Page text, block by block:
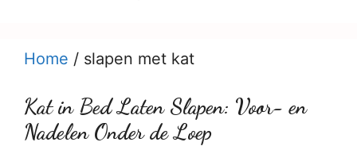
Home / slapen met kat
Kat in Bed Laten Slapen: Voor- en
Nadelen Onder de Loep